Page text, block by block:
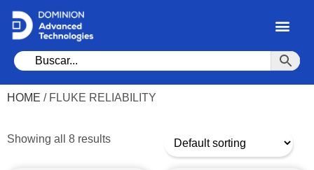
HOME / FLUKE RELIABILITY
Showing all 8 results